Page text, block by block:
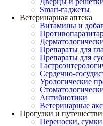
Дверцы и решетки
Smart-гаджеты
Ветеринарная аптека
Витамины и
Препараты для
Препараты для
Сердечно-
Урологические
Антибиотики
Ветеринарные
Прогулки и
Переноски,